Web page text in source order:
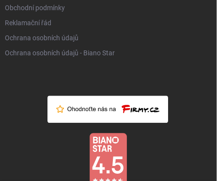
Obchodní podmínky
Reklamační řád
Ochrana osobních údajů
Ochrana osobních údajů - Biano Star